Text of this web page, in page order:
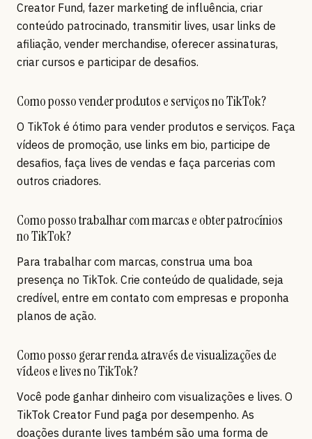
Creator Fund, fazer marketing de influência, criar
conteúdo patrocinado, transmitir lives, usar links de
afiliação, vender merchandise, oferecer assinaturas,
criar cursos e participar de desafios.
Como posso vender produtos e serviços no TikTok?
O TikTok é ótimo para vender produtos e serviços. Faça
vídeos de promoção, use links em bio, participe de
desafios, faça lives de vendas e faça parcerias com
outros criadores.
Como posso trabalhar com marcas e obter patrocínios
no TikTok?
Para trabalhar com marcas, construa uma boa
presença no TikTok. Crie conteúdo de qualidade, seja
credível, entre em contato com empresas e proponha
planos de ação.
Como posso gerar renda através de visualizações de
vídeos e lives no TikTok?
Você pode ganhar dinheiro com visualizações e lives. O
TikTok Creator Fund paga por desempenho. As
doações durante lives também são uma forma de